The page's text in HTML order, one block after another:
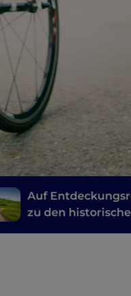
Auf
zu den